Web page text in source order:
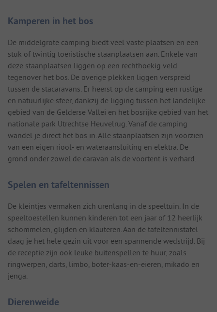
Kamperen in het bos
De middelgrote camping biedt veel vaste plaatsen en een
stuk of twintig toeristische staanplaatsen aan. Enkele van
deze staanplaatsen liggen op een rechthoekig veld
tegenover het bos. De overige plekken liggen verspreid
tussen de stacaravans. Er heerst op de camping een rustige
en natuurlijke sfeer, dankzij de ligging tussen het landelijke
gebied van de Gelderse Vallei en het bosrijke gebied van het
nationale park Utrechtse Heuvelrug. Vanaf de camping
wandel je direct het bos in. Alle staanplaatsen zijn voorzien
van een eigen riool- en wateraansluiting en elektra. De
grond onder zowel de caravan als de voortent is verhard.
Spelen en tafeltennissen
De kleintjes vermaken zich urenlang in de speeltuin. In de
speeltoestellen kunnen kinderen tot een jaar of 12 heerlijk
schommelen, glijden en klauteren. Aan de tafeltennistafel
daag je het hele gezin uit voor een spannende wedstrijd. Bij
de receptie zijn ook leuke buitenspellen te huur, zoals
ringwerpen, darts, limbo, boter-kaas-en-eieren, mikado en
jenga.
Dierenweide